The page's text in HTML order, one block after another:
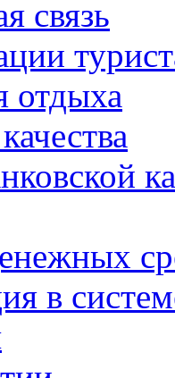
связь
отдыха
в